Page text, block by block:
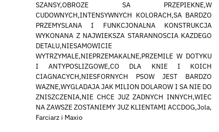
SZANSY,OBROZE SA PRZEPIEKNE,W
CUDOWNYCH,INTENSYWNYCH KOLORACH,SA BARDZO
PRZEMYSLANA I FUNKCJONALNA KONSTRUKCJA
WYKONANA Z NAJWIEKSZA STARANNOSCIA KAZDEGO
DETALU,NIESAMOWICIE
WYTRZYMALE,NIEPRZEMAKALNE,PRZEMILE W DOTYKU
I ANTYPOSLIZGOWE,CO DLA KNIE I KOICH
CIAGNACYCH,NIESFORNYCH PSOW JEST BARDZO
WAZNE,WYGLADAJA JAK MILION DOLAROW I SA NIE DO
ZNISZCZENIA,NIE CHCE JUZ ZADNYCH INNYCH,WIEC
NA ZAWSZE ZOSTANIEMY JUZ KLIENTAMI ACCDOG,Jola,
Farciarz i Maxio